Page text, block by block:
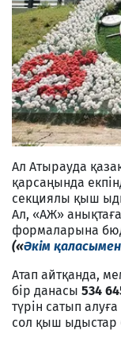
Ал Атырауда
қарсаңында
секциялы қыш
Ал, «АЖ»
формаларына
(«Әкім
Атап айтқанда,
бір данасы 534
түрін сатып
сол қыш ыдыстар